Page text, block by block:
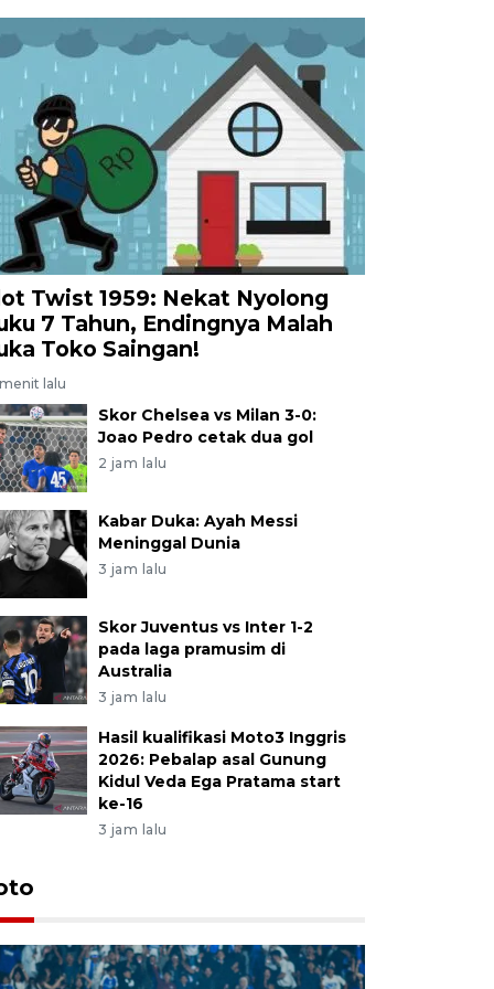
Twist 1959: Nekat Nyolong
7 Tahun, Endingnya Malah
Toko Saingan!
lalu
Skor Chelsea vs Milan 3-0:
Joao Pedro cetak dua gol
2 jam lalu
Kabar Duka: Ayah Messi
Meninggal Dunia
3 jam lalu
Skor Juventus vs Inter 1-2
pada laga pramusim di
Australia
3 jam lalu
Hasil kualifikasi Moto3 Inggris
2026: Pebalap asal Gunung
Kidul Veda Ega Pratama start
ke-16
3 jam lalu